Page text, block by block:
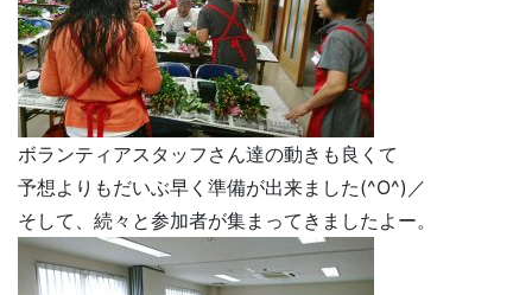
ボランティアスタッフさん達の動きも良くて
予想よりもだいぶ早く準備が出来ました(^O^)／
そして、続々と参加者が集まってきましたよー。